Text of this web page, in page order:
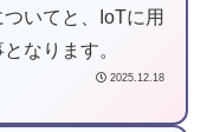
いてと、IoTに用
なります。
2025.12.18